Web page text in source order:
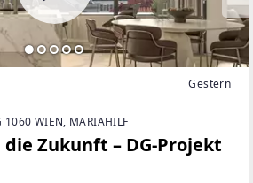
Gestern
1060 WIEN, MARIAHILF
Zukunft – DG-Projekt